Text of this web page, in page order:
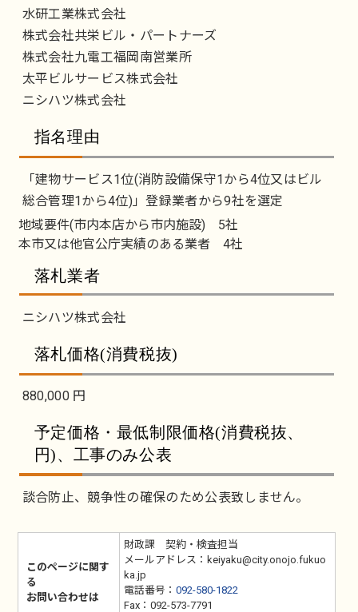
水研工業株式会社
株式会社共栄ビル・パートナーズ
株式会社九電工福岡南営業所
太平ビルサービス株式会社
ニシハツ株式会社
指名理由
「建物サービス1位(消防設備保守1から4位又はビル
総合管理1から4位)」登録業者から9社を選定
地域要件(市内本店から市内施設) 5社
本市又は他官公庁実績のある業者 4社
落札業者
ニシハツ株式会社
落札価格(消費税抜)
880,000 円
予定価格・最低制限価格(消費税抜、
円)、工事のみ公表
談合防止、競争性の確保のため公表致しません。
このページに関す
る
お問い合わせは
財政課 契約・検査担当
メールアドレス：keiyaku@city.onojo.fukuo
ka.jp
電話番号： 092-580-1822
Fax：092-573-7791